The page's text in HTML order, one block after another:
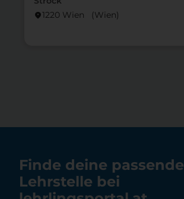
location_on1220 Wien (Wien)
Finde deine passende
Lehrstelle bei